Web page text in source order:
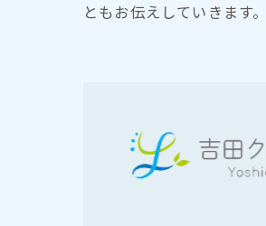
ともお伝えしていきます。